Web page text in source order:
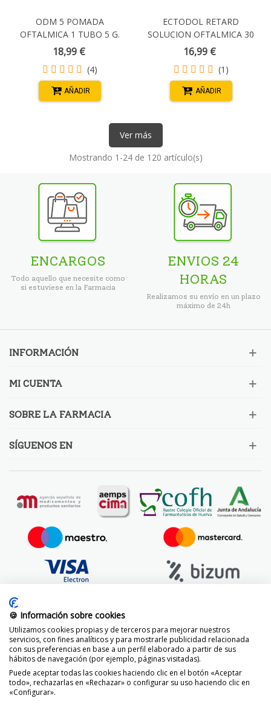
ODM 5 POMADA
OFTALMICA 1 TUBO 5 G.
18,99 €
(4)
AÑADIR
ECTODOL RETARD
SOLUCION OFTALMICA 30
MONODOSIS 0,4 ML
16,99 €
(1)
AÑADIR
Ver más
Mostrando 1 -24 de 120 artículo(s)
ENCARGOS
Todo aquello que necesite como
si estuviese en la Farmacia
ENVIOS 24
HORAS
Realizamos su envío en un plazo
máximo de 24h
INFORMACIÓN
MI CUENTA
SOBRE LA FARMACIA
SÍGUENOS EN
🍪 Información sobre cookies
Utilizamos cookies propias y de terceros para mejorar nuestros
servicios, con fines analíticos y para mostrarle publicidad relacionada
con sus preferencias en base a un perfil elaborado a partir de sus
hábitos de navegación (por ejemplo, páginas visitadas).
Puede aceptar todas las cookies haciendo clic en el botón «Aceptar
todo», rechazarlas en «Rechazar» o configurar su uso haciendo clic en
«Configurar».